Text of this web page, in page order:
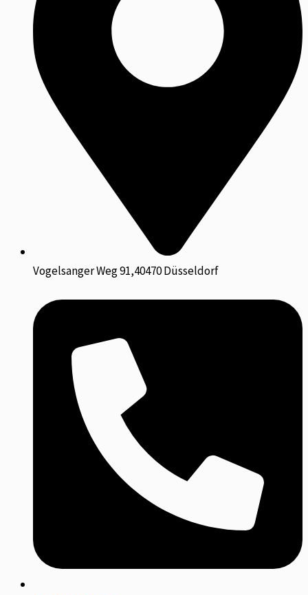
Vogelsanger Weg 91,40470 Düsseldorf